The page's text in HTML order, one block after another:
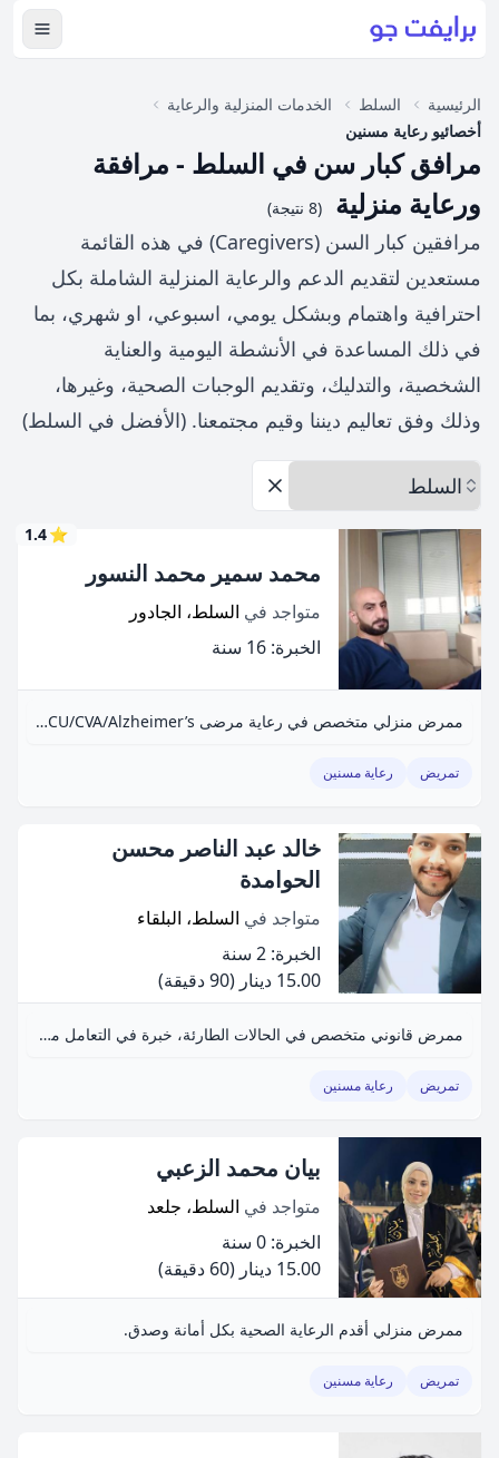
عرض
الرئيسية السلط
الخدمات المنزلية والرعاية
أخصائيو رعاية مسنين
مرافق كبار سن في السلط - مرافقة
ورعاية منزلية
(8 نتيجة)
مرافقين كبار السن (Caregivers) في هذه القائمة
مستعدين لتقديم الدعم والرعاية المنزلية الشاملة بكل
احترافية واهتمام وبشكل يومي، اسبوعي، او شهري، بما
في ذلك المساعدة في الأنشطة اليومية والعناية
الشخصية، والتدليك، وتقديم الوجبات الصحية، وغيرها،
وذلك وفق تعاليم ديننا وقيم مجتمعنا. (الأفضل في السلط)
اختر المحافظة
إزالة الخيارات
⭐
1.4
محمد سمير محمد النسور
متواجد في السلط، الجادور
الخبرة: 16 سنة
ممرض منزلي متخصص في رعاية مرضى ICU/CCU/CVA/Alzheimer’s، خبرة 16 سنة.
تمريض رعاية مسنين
خالد عبد الناصر محسن
الحوامدة
متواجد في السلط، البلقاء
الخبرة: 2 سنة
15.00 دينار
(90 دقيقة)
ممرض قانوني متخصص في الحالات الطارئة، خبرة في التعامل مع الحالات الحرجة.
تمريض رعاية مسنين
بيان محمد الزعبي
متواجد في السلط، جلعد
الخبرة: 0 سنة
15.00 دينار
(60 دقيقة)
ممرض منزلي أقدم الرعاية الصحية بكل أمانة وصدق.
تمريض رعاية مسنين